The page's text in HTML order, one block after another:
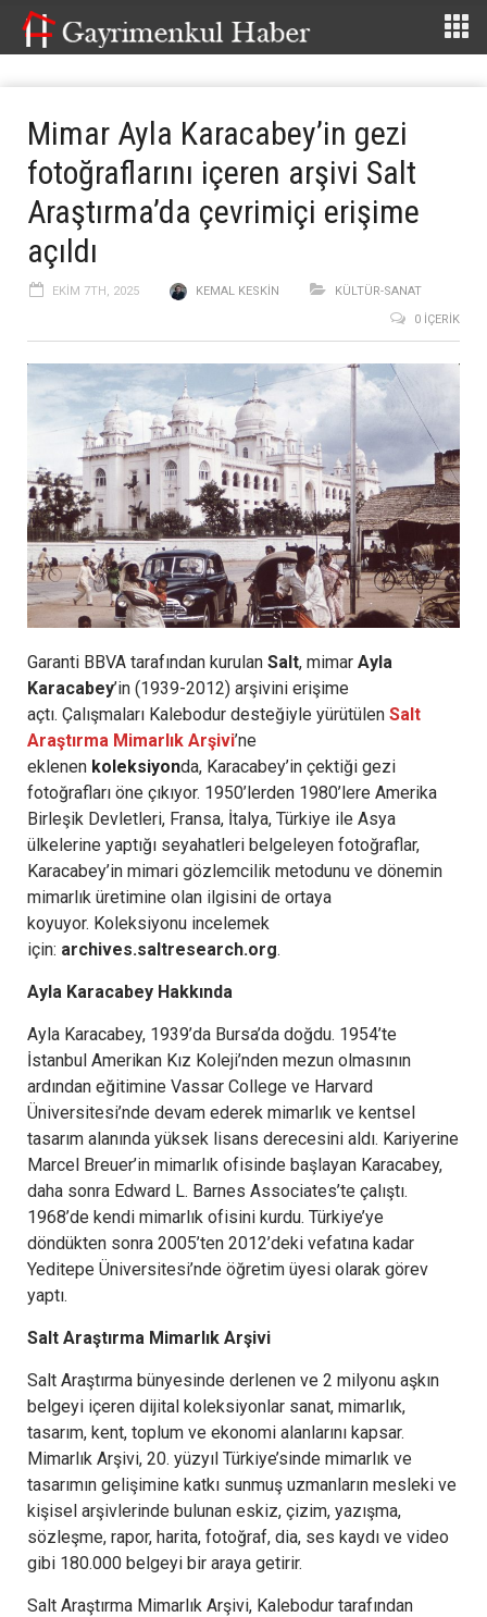
Mimar Ayla Karacabey’in gezi
fotoğraflarını içeren arşivi Salt
Araştırma’da çevrimiçi erişime
açıldı
EKIM 7TH, 2025 KEMAL KESKIN
KÜLTÜR-SANAT
0 İÇERIK
Garanti BBVA tarafından kurulan Salt, mimar Ayla
Karacabey’in (1939-2012) arşivini erişime
açtı. Çalışmaları Kalebodur desteğiyle yürütülen Salt
Araştırma Mimarlık Arşivi’ne
eklenen koleksiyonda, Karacabey’in çektiği gezi
fotoğrafları öne çıkıyor. 1950’lerden 1980’lere Amerika
Birleşik Devletleri, Fransa, İtalya, Türkiye ile Asya
ülkelerine yaptığı seyahatleri belgeleyen fotoğraflar,
Karacabey’in mimari gözlemcilik metodunu ve dönemin
mimarlık üretimine olan ilgisini de ortaya
koyuyor. Koleksiyonu incelemek
için: archives.saltresearch.org.
Ayla Karacabey Hakkında
Ayla Karacabey, 1939’da Bursa’da doğdu. 1954’te
İstanbul Amerikan Kız Koleji’nden mezun olmasının
ardından eğitimine Vassar College ve Harvard
Üniversitesi’nde devam ederek mimarlık ve kentsel
tasarım alanında yüksek lisans derecesini aldı. Kariyerine
Marcel Breuer’in mimarlık ofisinde başlayan Karacabey,
daha sonra Edward L. Barnes Associates’te çalıştı.
1968’de kendi mimarlık ofisini kurdu. Türkiye’ye
döndükten sonra 2005’ten 2012’deki vefatına kadar
Yeditepe Üniversitesi’nde öğretim üyesi olarak görev
yaptı.
Salt Araştırma Mimarlık Arşivi
Salt Araştırma bünyesinde derlenen ve 2 milyonu aşkın
belgeyi içeren dijital koleksiyonlar sanat, mimarlık,
tasarım, kent, toplum ve ekonomi alanlarını kapsar.
Mimarlık Arşivi, 20. yüzyıl Türkiye’sinde mimarlık ve
tasarımın gelişimine katkı sunmuş uzmanların mesleki ve
kişisel arşivlerinde bulunan eskiz, çizim, yazışma,
sözleşme, rapor, harita, fotoğraf, dia, ses kaydı ve video
gibi 180.000 belgeyi bir araya getirir.
Salt Araştırma Mimarlık Arşivi, Kalebodur tarafından